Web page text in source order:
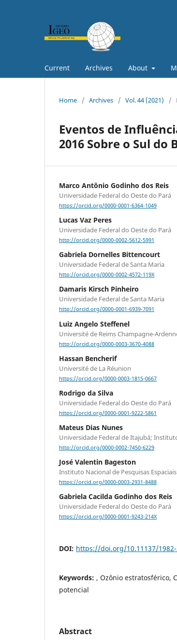
Current Archives About
Home / Archives / Vol. 44 (2021) /
Eventos de
2016 Sobre o Sul do
Marco Antônio Godinho dos Reis
Universidade Federal do Oeste do Pará
https://orcid.org/0000-0001-6364-1049
Lucas Vaz Peres
Universidade Federal do Oeste do Pará
http://orcid.org/0000-0002-5612-5991
Gabriela Dornelles Bittencourt
Universidade Federal de Santa Maria
http://orcid.org/0000-0002-4572-119X
Damaris Kirsch Pinheiro
Universidade Federal de Santa Maria
http://orcid.org/0000-0001-6939-7091
Luiz Angelo Steffenel
Université de Reims Champagne-
http://orcid.org/0000-0003-3670-4088
Hassan Bencherif
Université de La Réunion
https://orcid.org/0000-0003-1815-0667
Rodrigo da Silva
Universidade Federal do Oeste do Pará
https://orcid.org/0000-0001-9222-5861
Mateus Dias Nunes
Universidade Federal de Itajubá;
http://orcid.org/0000-0002-7450-6229
José Valentin Bageston
Instituto Nacional de Pesquisas Espaciais
https://orcid.org/0000-0003-2931-8488
Gabriela Cacilda Godinho dos Reis
Universidade Federal do Oeste do Pará
https://orcid.org/0000-0001-9243-214X
DOI: https://doi.org/10.11137/1982-
Keywords: , Ozônio estratosférico,
potencial
Abstract